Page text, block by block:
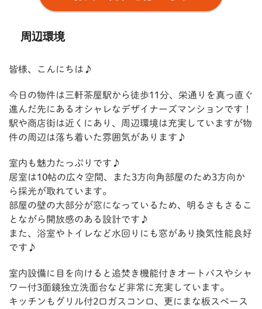
周辺環境
皆様、こんにちは♪
今日の物件は三軒茶屋駅から徒歩11分、栄通りを真っ直ぐ
進んだ先にあるオシャレなデザイナーズマンションです！
駅や商店街は近くにあり、周辺環境は充実していますが物
件の周辺は落ち着いた雰囲気があります♪
室内も魅力たっぷりです♪
居室は10帖の広々空間、また3方向角部屋のため3方向か
ら採光が取れています。
部屋の壁の大部分が窓になっているため、明るさもさるこ
とながら開放感のある設計です♪
また、浴室やトイレなど水回りにも窓があり換気性能良好
です♪
室内設備に目を向けると追焚き機能付きオートバスやシャ
ワー付3面鏡独立洗面台など非常に充実しています。
キッチンもグリル付2口ガスコンロ、更にまな板スペース